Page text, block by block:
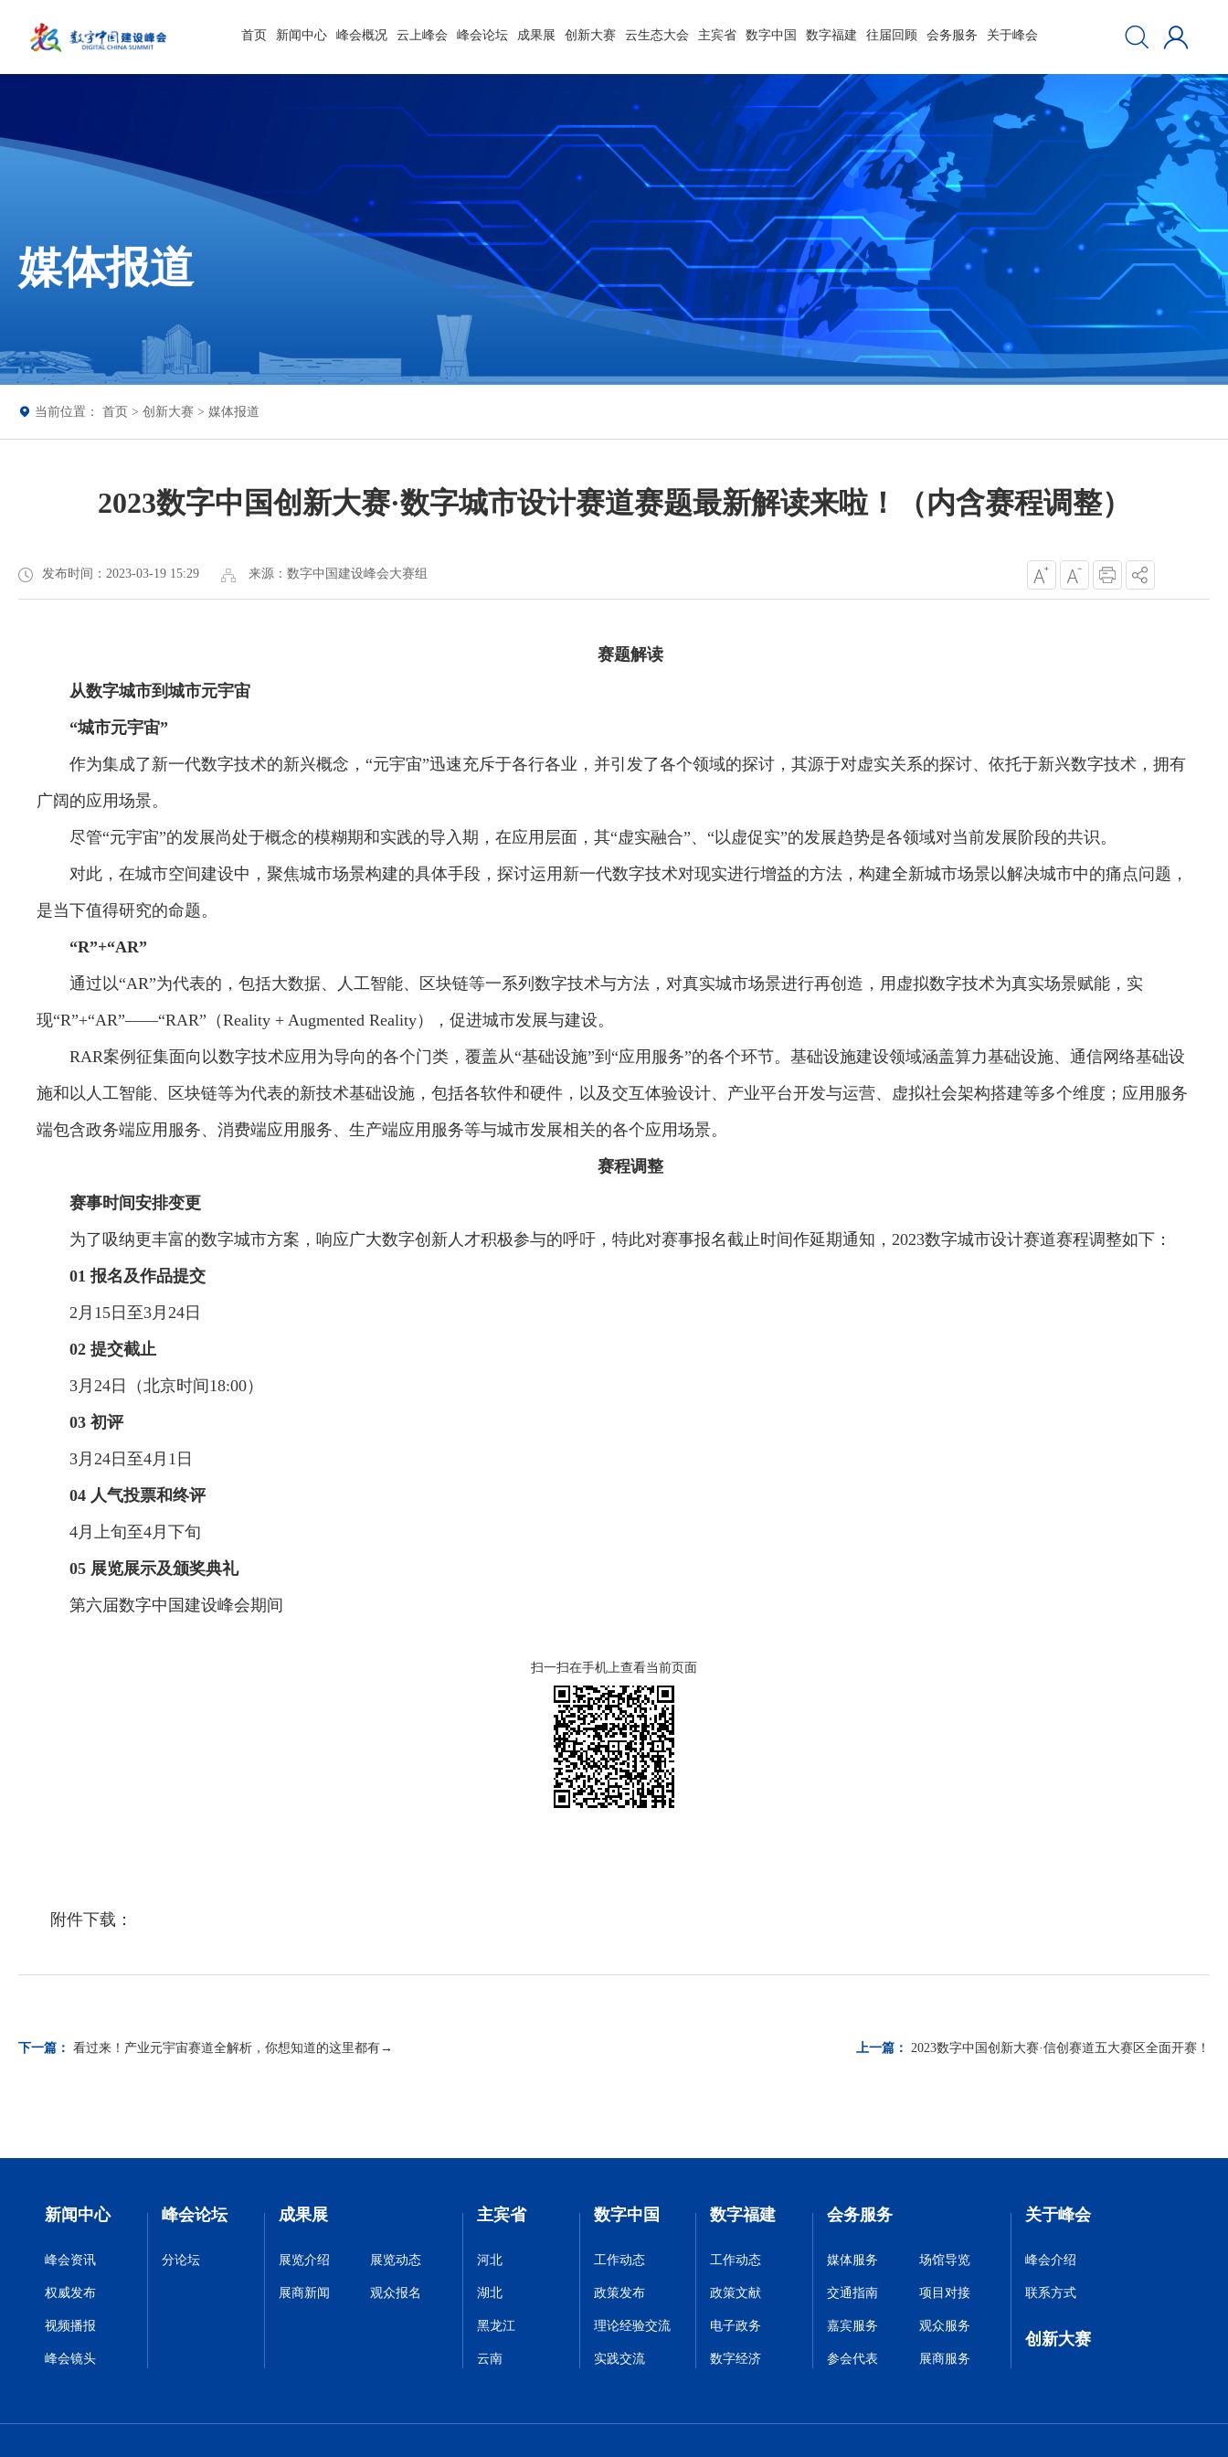
首页 新闻中心 峰会概况 云上峰会 峰会论坛 成果展 创新大赛 云生态大会 主宾省 数字中国 数字福建 往届回顾 会务服务 关于峰会
媒体报道
当前位置： 首页 > 创新大赛 > 媒体报道
2023数字中国创新大赛·数字城市设计赛道赛题最新解读来啦！（内含赛程调整）
发布时间：2023-03-19 15:29 来源：数字中国建设峰会大赛组
赛题解读
从数字城市到城市元宇宙
“城市元宇宙”
作为集成了新一代数字技术的新兴概念，“元宇宙”迅速充斥于各行各业，并引发了各个领域的探讨，其源于对虚实关系的探讨、依托于新兴数字技术，拥有
广阔的应用场景。
尽管“元宇宙”的发展尚处于概念的模糊期和实践的导入期，在应用层面，其“虚实融合”、“以虚促实”的发展趋势是各领域对当前发展阶段的共识。
对此，在城市空间建设中，聚焦城市场景构建的具体手段，探讨运用新一代数字技术对现实进行增益的方法，构建全新城市场景以解决城市中的痛点问题，
是当下值得研究的命题。
“R”+“AR”
通过以“AR”为代表的，包括大数据、人工智能、区块链等一系列数字技术与方法，对真实城市场景进行再创造，用虚拟数字技术为真实场景赋能，实
现“R”+“AR”——“RAR”（Reality + Augmented Reality），促进城市发展与建设。
RAR案例征集面向以数字技术应用为导向的各个门类，覆盖从“基础设施”到“应用服务”的各个环节。基础设施建设领域涵盖算力基础设施、通信网络基础设
施和以人工智能、区块链等为代表的新技术基础设施，包括各软件和硬件，以及交互体验设计、产业平台开发与运营、虚拟社会架构搭建等多个维度；应用服务
端包含政务端应用服务、消费端应用服务、生产端应用服务等与城市发展相关的各个应用场景。
赛程调整
赛事时间安排变更
为了吸纳更丰富的数字城市方案，响应广大数字创新人才积极参与的呼吁，特此对赛事报名截止时间作延期通知，2023数字城市设计赛道赛程调整如下：
01 报名及作品提交
2月15日至3月24日
02 提交截止
3月24日（北京时间18:00）
03 初评
3月24日至4月1日
04 人气投票和终评
4月上旬至4月下旬
05 展览展示及颁奖典礼
第六届数字中国建设峰会期间
扫一扫在手机上查看当前页面
附件下载：
下一篇： 看过来！产业元宇宙赛道全解析，你想知道的这里都有→ 上一篇： 2023数字中国创新大赛·信创赛道五大赛区全面开赛！
新闻中心
峰会资讯
权威发布
视频播报
峰会镜头
峰会论坛
分论坛
成果展
展览介绍 展览动态
展商新闻 观众报名
主宾省
河北
湖北
黑龙江
云南
数字中国
工作动态
政策发布
理论经验交流
实践交流
数字福建
工作动态
政策文献
电子政务
数字经济
会务服务
媒体服务 场馆导览
交通指南 项目对接
嘉宾服务 观众服务
参会代表 展商服务
关于峰会
峰会介绍
联系方式
创新大赛